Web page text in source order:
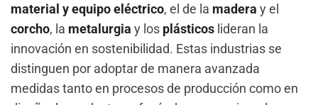
material y equipo eléctrico, el de la madera y el
corcho, la metalurgia y los plásticos lideran la
innovación en sostenibilidad. Estas industrias se
distinguen por adoptar de manera avanzada
medidas tanto en procesos de producción como en